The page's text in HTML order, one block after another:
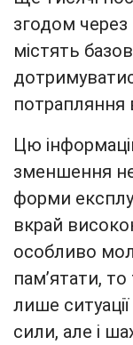
згодом через
містять
потрапляння
Цю
зменшення
форми
вкрай
особливо
пам’ятати,
лише
сили, але і